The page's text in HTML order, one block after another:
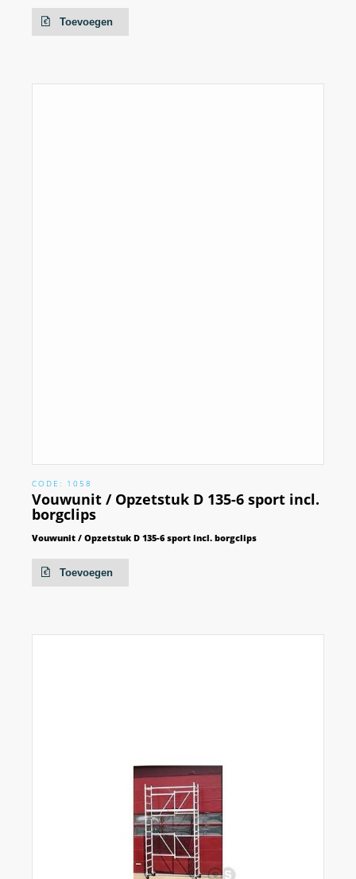
Toevoegen
CODE: 1058
Vouwunit / Opzetstuk D 135-6 sport incl.
borgclips
Vouwunit / Opzetstuk D 135-6 sport incl. borgclips
Toevoegen